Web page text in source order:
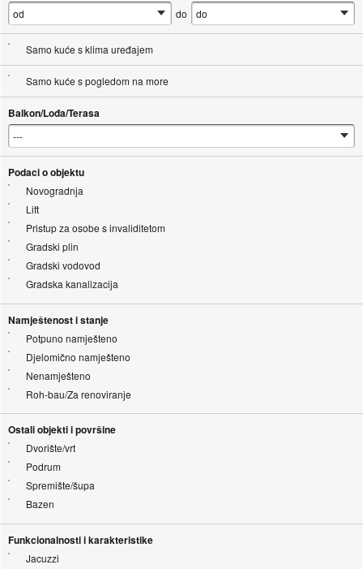
do
Samo kuće s klima uređajem
Samo kuće s pogledom na more
Balkon/Lođa/Terasa
Podaci o objektu
Novogradnja
Lift
Pristup za osobe s invaliditetom
Gradski plin
Gradski vodovod
Gradska kanalizacija
Namještenost i stanje
Potpuno namješteno
Djelomično namješteno
Nenamješteno
Roh-bau/Za renoviranje
Ostali objekti i površine
Dvorište/vrt
Podrum
Spremište/šupa
Bazen
Funkcionalnosti i karakteristike
Jacuzzi